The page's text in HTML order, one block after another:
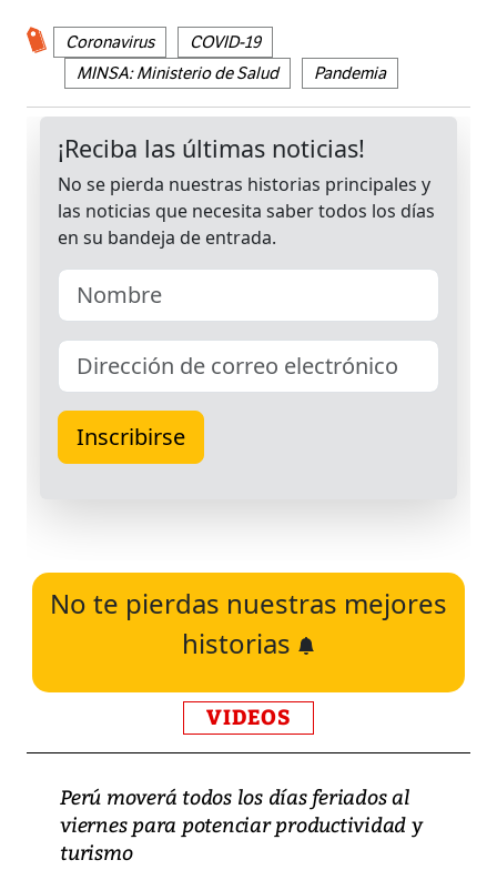
Coronavirus
COVID-19
MINSA: Ministerio de Salud
Pandemia
No te pierdas nuestras mejores
historias
VIDEOS
Perú moverá todos los días feriados al
viernes para potenciar productividad y
turismo